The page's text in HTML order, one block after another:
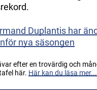
Duplantis har
nya säsongen
efter en trovärdig och
här. Här kan du läsa mer...